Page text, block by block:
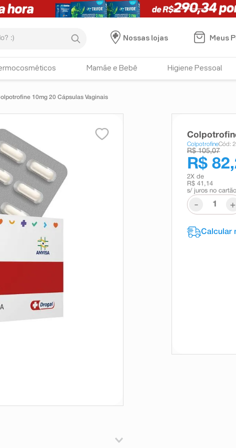
Nossas lojas
Meus
Mamãe e Bebê Higiene Pessoal
10mg 20 Cápsulas Vaginais
ColpotrofineCód:
R$ 105,07
R$
2X de
R$ 41,14
s/ juros no cartão
- +